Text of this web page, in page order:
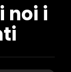
noi i